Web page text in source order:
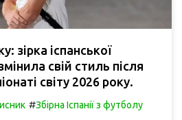
зірка іспанської
свій стиль після
світу 2026 року.
#Збірна Іспанії з футболу